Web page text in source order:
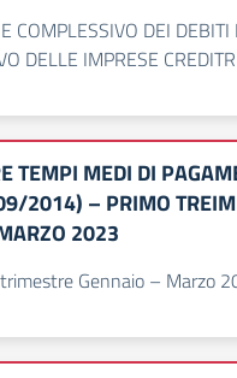
COMPLESSIVO DEI DEBITI
DELLE IMPRESE
TEMPI MEDI DI
2014) – PRIMO
2023
Gennaio – Marzo